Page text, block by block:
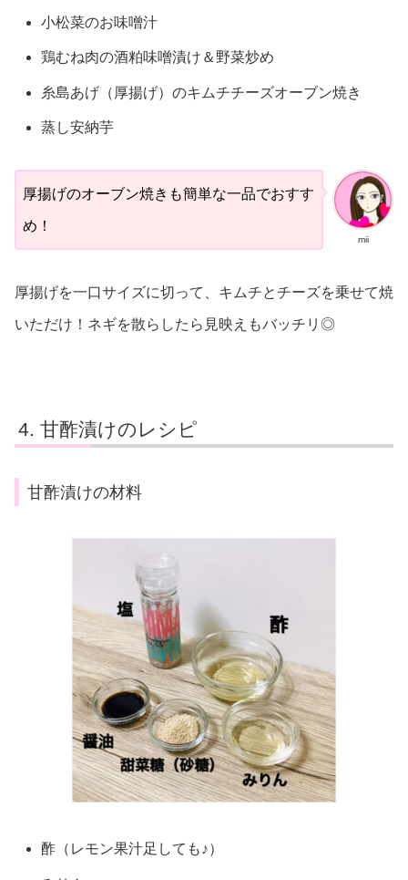
小松菜のお味噌汁
鶏むね肉の酒粕味噌漬け＆野菜炒め
糸島あげ（厚揚げ）のキムチチーズオーブン焼き
蒸し安納芋
mii
厚揚げのオーブン焼きも簡単な一品でおすす
め！
厚揚げを一口サイズに切って、キムチとチーズを乗せて焼
いただけ！ネギを散らしたら見映えもバッチリ◎
甘酢漬けのレシピ
甘酢漬けの材料
酢（レモン果汁足しても♪）